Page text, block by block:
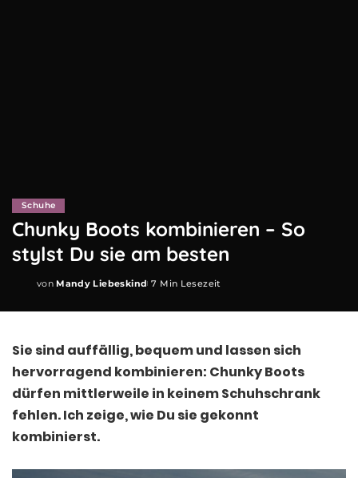
Schuhe
Chunky Boots kombinieren – So
stylst Du sie am besten
Posted
von Mandy Liebeskind 7 Min Lesezeit
Sie sind auffällig, bequem und lassen sich
hervorragend kombinieren: Chunky Boots
dürfen mittlerweile in keinem Schuhschrank
fehlen. Ich zeige, wie Du sie gekonnt
kombinierst.